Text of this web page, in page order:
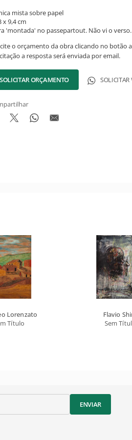
mista sobre papel
x 9,4 cm
'montada' no passepartout. Não vi o
o orçamento da obra clicando no botão
a resposta será enviada por email.
SOLICITAR ORÇAMENTO SOLICITAR
Lorenzato
Título
Flavio
Sem
ENVIAR